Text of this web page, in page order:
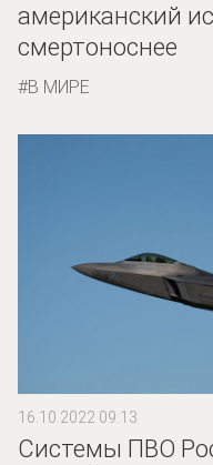
американский
смертоноснее
В МИРЕ
16.10.2022 09:13
Системы ПВО